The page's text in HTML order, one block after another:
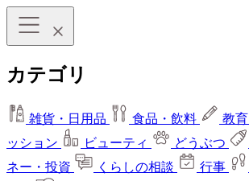
カテゴリ
雑貨・日用品 食品・飲料 教育
ッション
ビューティ どうぶつ
ネー・投資
くらしの相談 行事